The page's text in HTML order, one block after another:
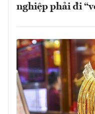
nghiệp phải đi